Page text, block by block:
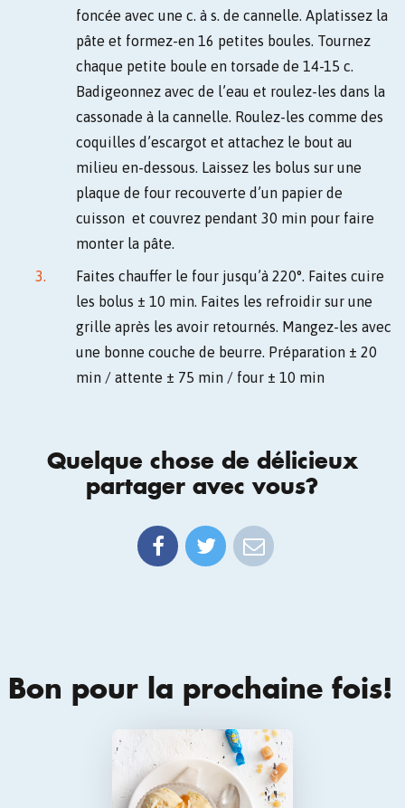
foncée avec une c. à s. de cannelle. Aplatissez la
pâte et formez-en 16 petites boules. Tournez
chaque petite boule en torsade de 14-15 c.
Badigeonnez avec de l’eau et roulez-les dans la
cassonade à la cannelle. Roulez-les comme des
coquilles d’escargot et attachez le bout au
milieu en-dessous. Laissez les bolus sur une
plaque de four recouverte d’un papier de
cuisson et couvrez pendant 30 min pour faire
monter la pâte.
Faites chauffer le four jusqu’à 220°. Faites cuire
les bolus ± 10 min. Faites les refroidir sur une
grille après les avoir retournés. Mangez-les avec
une bonne couche de beurre. Préparation ± 20
min / attente ± 75 min / four ± 10 min
Quelque chose de délicieux
partager avec vous?
Bon pour la prochaine fois!